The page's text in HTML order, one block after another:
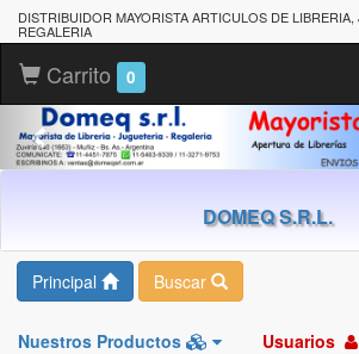
DISTRIBUIDOR MAYORISTA ARTICULOS DE
REGALERIA
Carrito 0
DOMEQ S.R.L.
Principal Buscar
Nuestros Productos Usuarios